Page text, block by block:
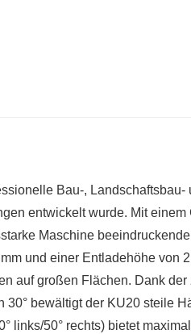
Bau-, Landschaftsbau-
entwickelt wurde. Mit einem
Maschine
und einer Entladehöhe von
auf großen Flächen. Dank
bewältigt der KU20 steile
links/50° rechts) bietet